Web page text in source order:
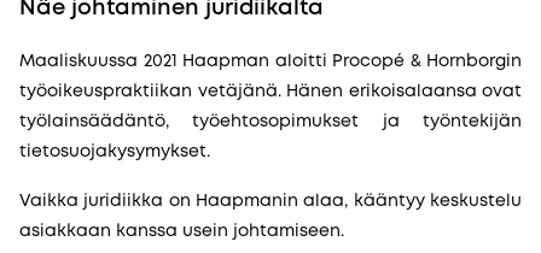
Näe johtaminen juridiikalta
Maaliskuussa 2021 Haapman aloitti Procopé & Hornborgin
työoikeuspraktiikan vetäjänä. Hänen erikoisalaansa ovat
työlainsäädäntö, työehtosopimukset ja työntekijän
tietosuojakysymykset.
Vaikka juridiikka on Haapmanin alaa, kääntyy keskustelu
asiakkaan kanssa usein johtamiseen.